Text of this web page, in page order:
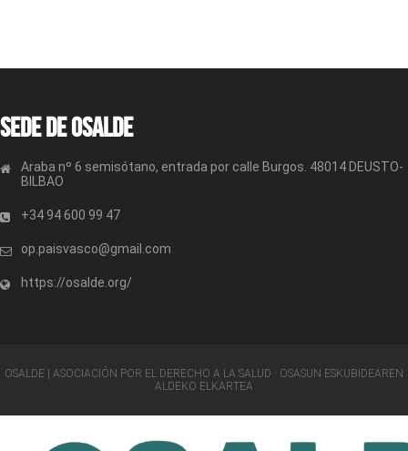
Sede de OSALDE
Araba nº 6 semisótano, entrada por calle Burgos. 48014 DEUSTO-
BILBAO
+34 94 600 99 47
op.paisvasco@gmail.com
https://osalde.org/
OSALDE | ASOCIACIÓN POR EL DERECHO A LA SALUD · OSASUN ESKUBIDEAREN
ALDEKO ELKARTEA